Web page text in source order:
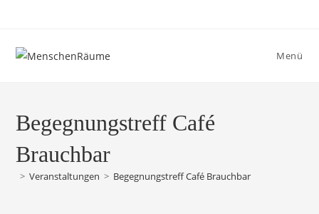
Menü
Begegnungstreff Café
Brauchbar
> Veranstaltungen > Begegnungstreff Café Brauchbar